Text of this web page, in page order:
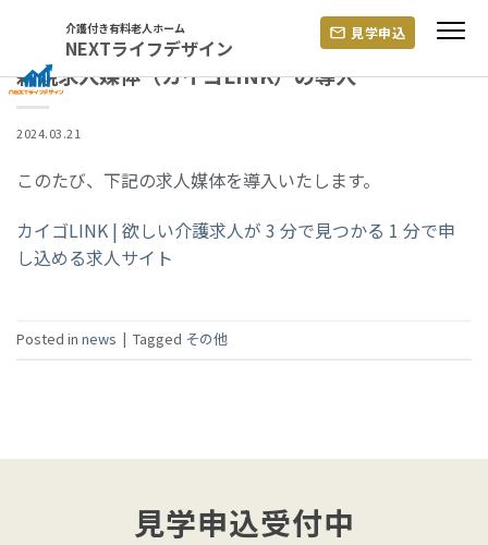
content
介護付き有料老人ホーム
NEXTライフデザイン
見学申込
その他
新規求人媒体（カイゴLINK）の導入
2024.03.21
このたび、下記の求人媒体を導入いたします。
カイゴLINK | 欲しい介護求人が 3 分で見つかる 1 分で申
し込める求人サイト
Posted in news | Tagged その他
見学申込受付中